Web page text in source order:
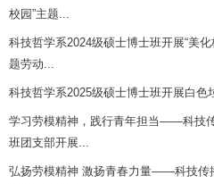
校园”主题...
科技哲学系2024级硕士博士班开展“美
题劳动...
科技哲学系2025级硕士博士班开展白色
学习劳模精神，践行青年担当——科技
班团支部开展...
弘扬劳模精神 激扬青春力量——科技传